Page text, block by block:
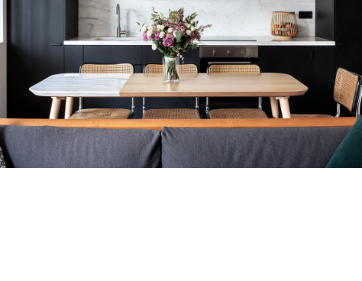
Interieurs Scandinaves
La Décoration Selon Votre Signe Astrologique
Les Trouvailles Déco Du Jour
Loft
Maison Appartement Écologique
Maison Container/container House
Maison D'hôtes
Maison Et Appartement Vintage
On Décode La Déco
Petite Surface
Piscine Question De Style
Renovation
Revue De Week End
Tiny House